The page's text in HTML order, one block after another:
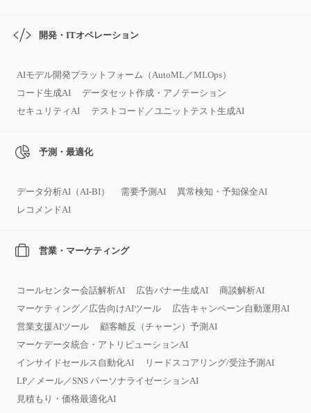
開発・ITオペレーション
AIモデル開発プラットフォーム（AutoML／MLOps）
コード生成AI
データセット作成・アノテーション
セキュリティAI
テストコード／ユニットテスト生成AI
予測・最適化
データ分析AI（AI‑BI） 需要予測AI
異常検知・予知保全AI
レコメンドAI
営業・マーケティング
コールセンター会話解析AI 広告バナー生成AI
商談解析AI
マーケティング／広告向けAIツール
広告キャンペーン自動運用AI
営業支援AIツール
顧客離反（チャーン）予測AI
マーケデータ統合・アトリビューションAI
インサイドセールス自動化AI
リードスコアリング/受注予測AI
LP／メール／SNS パーソナライゼーションAI
見積もり・価格最適化AI